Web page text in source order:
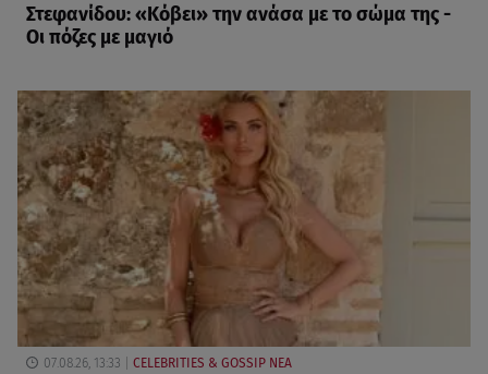
Στεφανίδου: «Κόβει» την ανάσα με το σώμα της -
Οι πόζες με μαγιό
07.08.26, 13:33 CELEBRITIES & GOSSIP ΝΕΑ